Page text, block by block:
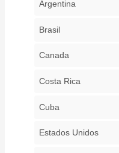
Argentina
Brasil
Canada
Costa Rica
Cuba
Estados Unidos